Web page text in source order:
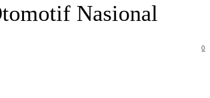
Nasional
0